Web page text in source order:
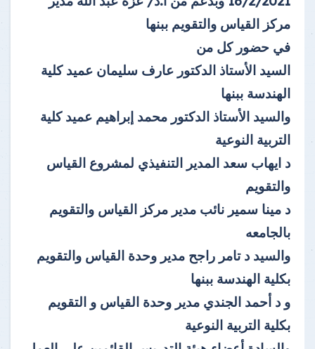
مركز القياس والتقويم ببنها
في حضور كل من
السيد الأستاذ الدكتور عارف سليمان عميد كلية
الهندسة ببنها
والسيد الأستاذ الدكتور محمد إبراهيم عميد كلية
التربية النوعية
د ايهاب سعد المدير التنفيذي لمشروع القياس
والتقويم
د مينا سمير نائب مدير مركز القياس والتقويم
بالجامعه
والسيد د تامر راجح مدير وحدة القياس والتقويم
بكلية الهندسة ببنها
و د أحمد الجندي مدير وحدة القياس و التقويم
بكلية التربية النوعية